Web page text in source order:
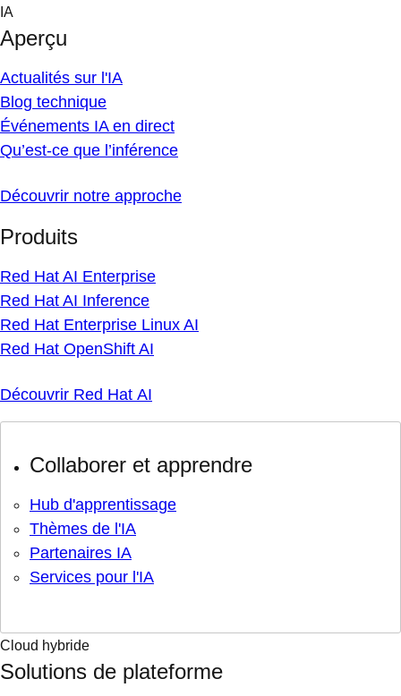
Skip
content
IA
Aperçu
Actualités sur l'IA
Blog technique
Événements IA en direct
Qu’est-ce que l’inférence
Découvrir notre approche
Produits
Red Hat AI Enterprise
Red Hat AI Inference
Red Hat Enterprise Linux AI
Red Hat OpenShift AI
Découvrir Red Hat AI
Collaborer et apprendre
Hub d'apprentissage
Thèmes de l'IA
Partenaires IA
Services pour l'IA
Cloud hybride
Solutions de plateforme